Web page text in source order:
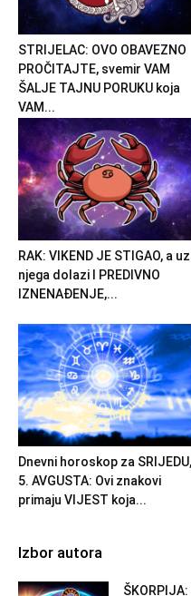
STRIJELAC: OVO OBAVEZNO
PROČITAJTE, svemir VAM
ŠALJE TAJNU PORUKU koja
VAM...
RAK: VIKEND JE STIGAO, a uz
njega dolazi I PREDIVNO
IZNENAĐENJE,...
Dnevni horoskop za SRIJEDU,
5. AVGUSTA: Ovi znakovi
primaju VIJEST koja...
Izbor autora